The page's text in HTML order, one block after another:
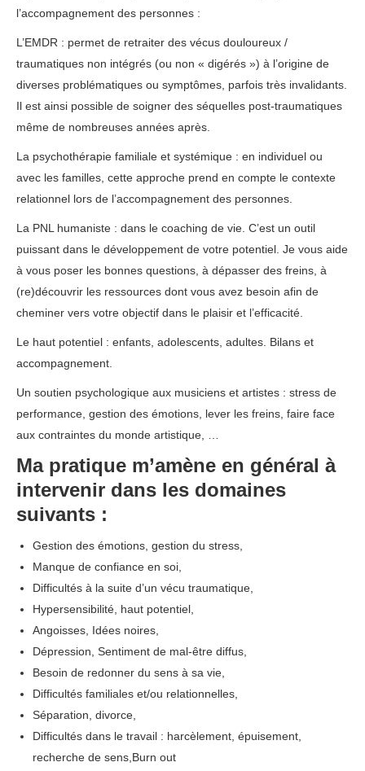
l’accompagnement des personnes :
L’EMDR : permet de retraiter des vécus douloureux /
traumatiques non intégrés (ou non « digérés ») à l’origine de
diverses problématiques ou symptômes, parfois très invalidants.
Il est ainsi possible de soigner des séquelles post-traumatiques
même de nombreuses années après.
La psychothérapie familiale et systémique : en individuel ou
avec les familles, cette approche prend en compte le contexte
relationnel lors de l’accompagnement des personnes.
La PNL humaniste : dans le coaching de vie. C’est un outil
puissant dans le développement de votre potentiel. Je vous aide
à vous poser les bonnes questions, à dépasser des freins, à
(re)découvrir les ressources dont vous avez besoin afin de
cheminer vers votre objectif dans le plaisir et l’efficacité.
Le haut potentiel : enfants, adolescents, adultes. Bilans et
accompagnement.
Un soutien psychologique aux musiciens et artistes : stress de
performance, gestion des émotions, lever les freins, faire face
aux contraintes du monde artistique, …
Ma pratique m’amène en général à
intervenir dans les domaines
suivants :
Gestion des émotions, gestion du stress,
Manque de confiance en soi,
Difficultés à la suite d’un vécu traumatique,
Hypersensibilité, haut potentiel,
Angoisses, Idées noires,
Dépression, Sentiment de mal-être diffus,
Besoin de redonner du sens à sa vie,
Difficultés familiales et/ou relationnelles,
Séparation, divorce,
Difficultés dans le travail : harcèlement, épuisement,
recherche de sens,Burn out